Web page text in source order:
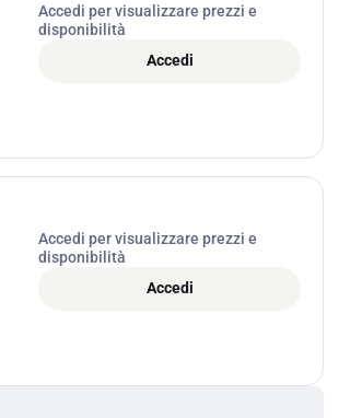
Accedi per visualizzare prezzi e
disponibilità
Accedi
Accedi per visualizzare prezzi e
disponibilità
Accedi